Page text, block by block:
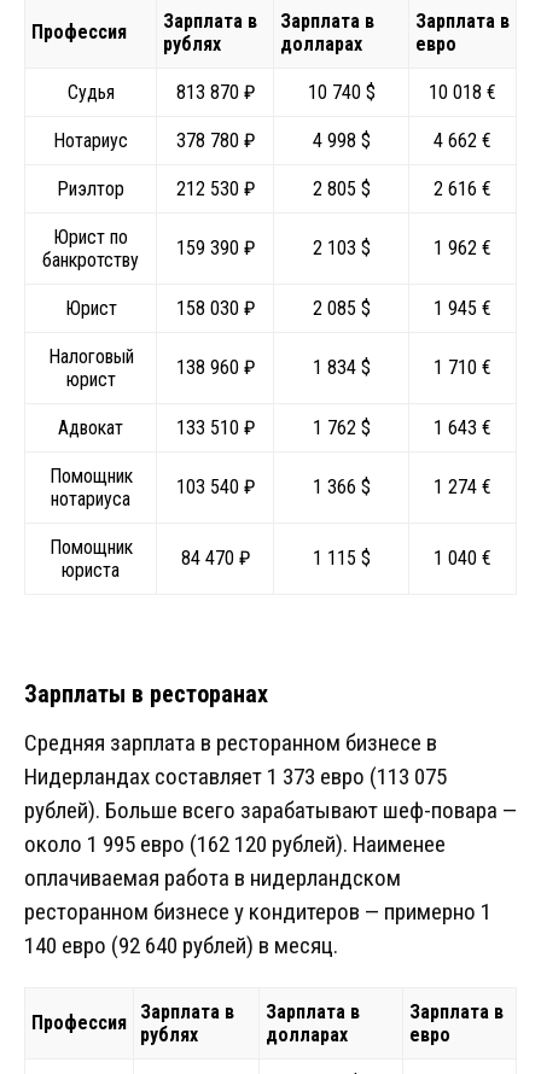
Профессия
Зарплата в
рублях
Зарплата в
долларах
Зарплата в
евро
Судья 813 870 ₽ 10 740 $ 10 018 €
Нотариус 378 780 ₽ 4 998 $ 4 662 €
Риэлтор 212 530 ₽ 2 805 $ 2 616 €
Юрист по
банкротству
159 390 ₽ 2 103 $ 1 962 €
Юрист 158 030 ₽ 2 085 $ 1 945 €
Налоговый
юрист
138 960 ₽ 1 834 $ 1 710 €
Адвокат 133 510 ₽ 1 762 $ 1 643 €
Помощник
нотариуса
103 540 ₽ 1 366 $ 1 274 €
Помощник
юриста
84 470 ₽ 1 115 $ 1 040 €
Зарплаты в ресторанах
Средняя зарплата в ресторанном бизнесе в
Нидерландах составляет 1 373 евро (113 075
рублей). Больше всего зарабатывают шеф-повара —
около 1 995 евро (162 120 рублей). Наименее
оплачиваемая работа в нидерландском
ресторанном бизнесе у кондитеров — примерно 1
140 евро (92 640 рублей) в месяц.
Профессия
Зарплата в
рублях
Зарплата в
долларах
Зарплата в
евро